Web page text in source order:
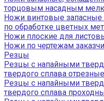
торцовым насадным
Ножи винтовые
по обработке цветных
Ножи плоские для
Ножи по чертежам
Резцы
Резцы с напайными
твердого сплава
Резцы с напайными
твердого сплава